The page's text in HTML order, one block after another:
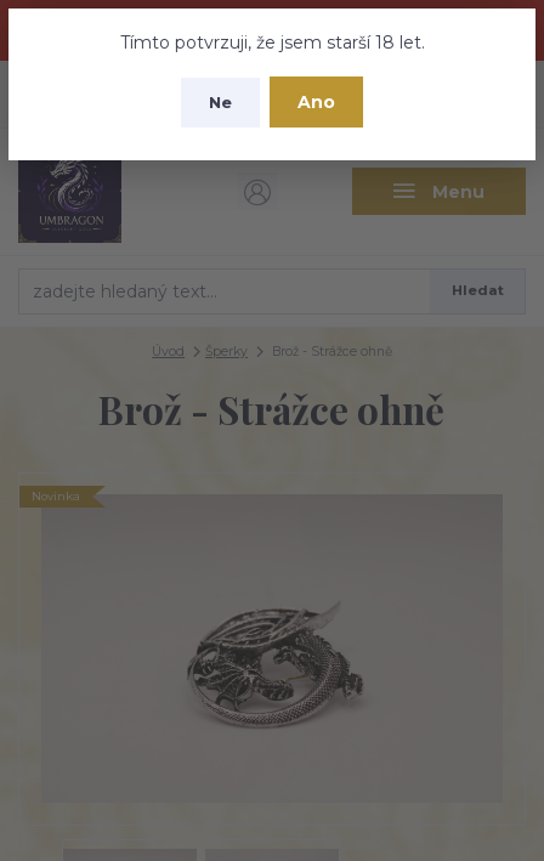
nebuďte vyděšeni zde najdete vše a ještě mnohem víc
Tímto potvrzuji, že jsem starší 18 let.
Ne Ano
Menu
CZK
Hledat
Úvod Šperky Brož - Strážce ohně
Brož - Strážce ohně
Novinka